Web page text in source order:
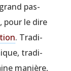
pas­
pour le dire
. Tra­di­
tra­di­
manière,